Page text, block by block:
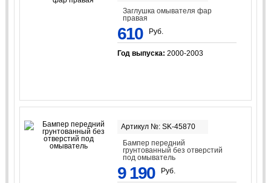
Заглушка омывателя фар
правая
610 Руб.
Год выпуска: 2000-2003
Артикул №: SK-45870
Бампер передний
грунтованный без отверстий
под омыватель
9 190 Руб.